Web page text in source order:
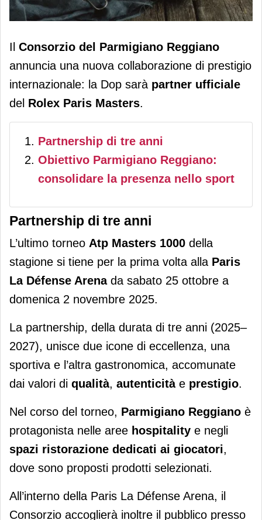
Parmigiano Reggiano protagonista al
Rolex Paris Masters come nuovo
partner ufficiale del torneo
Il Consorzio del Parmigiano Reggiano
annuncia una nuova collaborazione di prestigio
internazionale: la Dop sarà partner ufficiale
del Rolex Paris Masters.
Partnership di tre anni
Obiettivo Parmigiano Reggiano:
consolidare la presenza nello sport
Partnership di tre anni
L’ultimo torneo Atp Masters 1000 della
stagione si tiene per la prima volta alla Paris
La Défense Arenada sabato 25 ottobre a
domenica 2 novembre 2025.
La partnership, della durata di tre anni (2025–
2027), unisce due icone di eccellenza, una
sportiva e l’altra gastronomica, accomunate
dai valori di qualità, autenticità e prestigio.
Nel corso del torneo, Parmigiano Reggiano è
protagonista nelle aree hospitality e negli
spazi ristorazione dedicati ai giocatori,
dove sono proposti prodotti selezionati.
All’interno della Paris La Défense Arena, il
Consorzio accoglierà inoltre il pubblico presso